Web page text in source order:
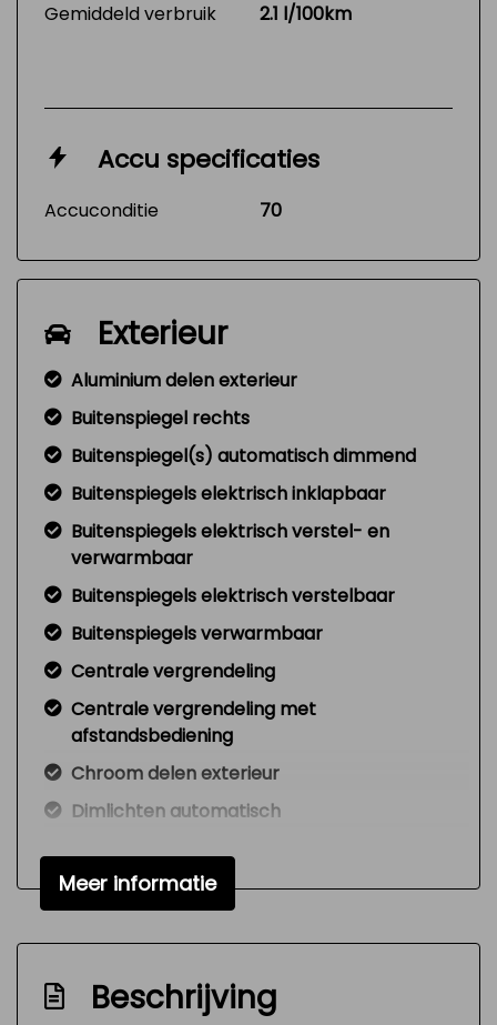
Gemiddeld verbruik
2.1 l/100km
Accu specificaties
Accuconditie 70
Exterieur
Aluminium delen exterieur
Buitenspiegel rechts
Buitenspiegel(s) automatisch dimmend
Buitenspiegels elektrisch inklapbaar
Buitenspiegels elektrisch verstel- en
verwarmbaar
Buitenspiegels elektrisch verstelbaar
Buitenspiegels verwarmbaar
Centrale vergrendeling
Centrale vergrendeling met
afstandsbediening
Chroom delen exterieur
Dimlichten automatisch
Extra getint glas achter
Led dagrijverlichting
Meer informatie
Beschrijving